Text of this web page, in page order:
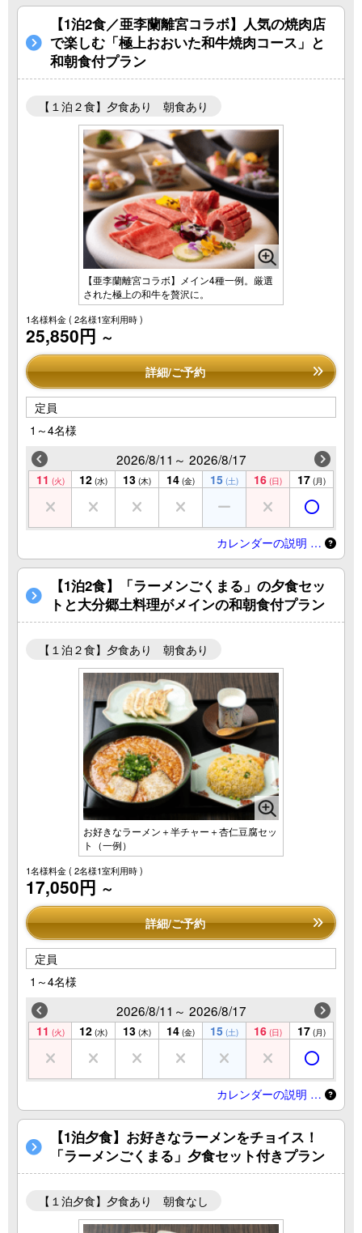
【1泊2食／亜李蘭離宮コラボ】人気の焼肉店
で楽しむ「極上おおいた和牛焼肉コース」と
和朝食付プラン
【１泊２食】夕食あり 朝食あり
【亜李蘭離宮コラボ】メイン4種一例。厳選
された極上の和牛を贅沢に。
1名様料金( 2名様1室利用時 )
25,850円 ～
詳細/ご予約
定員
1～4名様
2026/8/11～ 2026/8/17
11 (火) 12 (水) 13 (木) 14 (金) 15 (土) 16 (日) 17 (月)
カレンダーの説明 …
【1泊2食】「ラーメンごくまる」の夕食セッ
トと大分郷土料理がメインの和朝食付プラン
【１泊２食】夕食あり 朝食あり
お好きなラーメン＋半チャー＋杏仁豆腐セッ
ト（一例）
1名様料金( 2名様1室利用時 )
17,050円 ～
詳細/ご予約
定員
1～4名様
2026/8/11～ 2026/8/17
11 (火) 12 (水) 13 (木) 14 (金) 15 (土) 16 (日) 17 (月)
カレンダーの説明 …
【1泊夕食】お好きなラーメンをチョイス！
「ラーメンごくまる」夕食セット付きプラン
【１泊夕食】夕食あり 朝食なし